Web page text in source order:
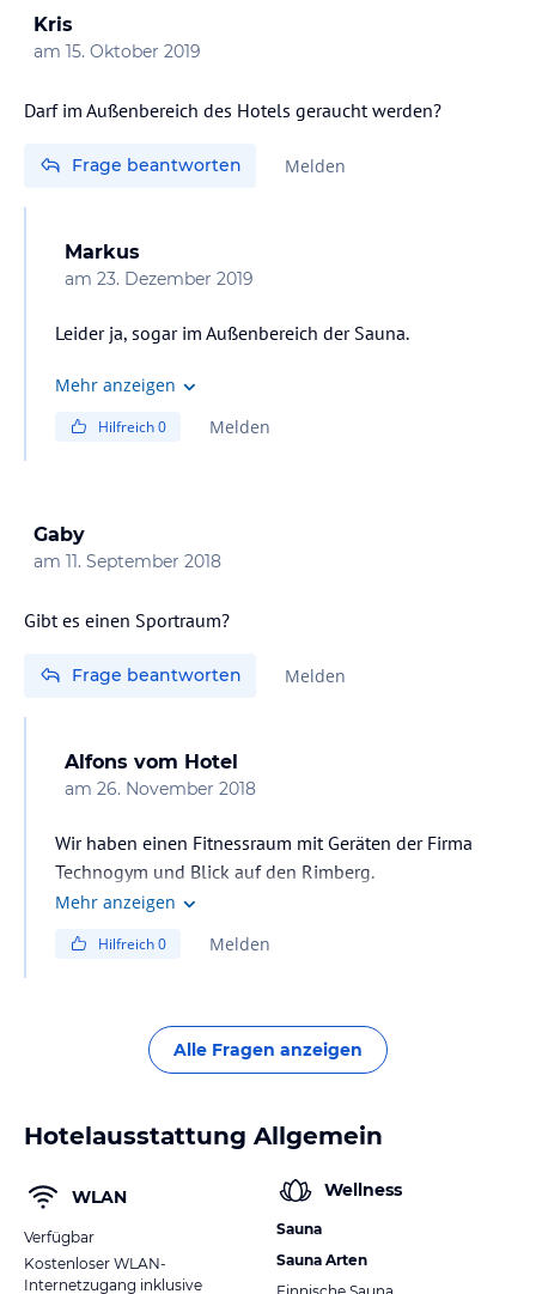
Kris
am 15. Oktober 2019
Darf im Außenbereich des Hotels geraucht werden?
Frage beantworten Melden
Markus
am 23. Dezember 2019
Leider ja, sogar im Außenbereich der Sauna.
Mehr anzeigen
Hilfreich0 Melden
Gaby
am 11. September 2018
Gibt es einen Sportraum?
Frage beantworten Melden
Alfons vom Hotel
am 26. November 2018
Wir haben einen Fitnessraum mit Geräten der Firma
Technogym und Blick auf den Rimberg.
Mehr anzeigen
Hilfreich0 Melden
Alle Fragen anzeigen
Hotelausstattung Allgemein
WLAN
Verfügbar
Kostenloser WLAN-
Internetzugang inklusive
Wellness
Sauna
Sauna Arten